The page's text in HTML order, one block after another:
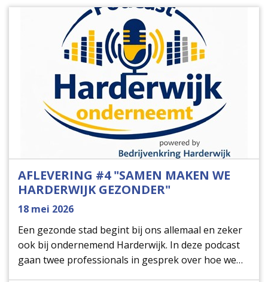
AFLEVERING #4 "SAMEN MAKEN WE
HARDERWIJK GEZONDER"
18 mei 2026
Een gezonde stad begint bij ons allemaal en zeker
ook bij ondernemend Harderwijk. In deze podcast
gaan twee professionals in gesprek over hoe we